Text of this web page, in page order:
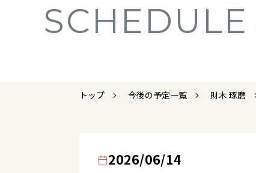
SCHEDULE
トップ 今後の予定一覧 財木 琢磨
2026/06/14